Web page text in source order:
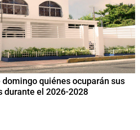
quiénes ocuparán sus
durante el 2026-2028